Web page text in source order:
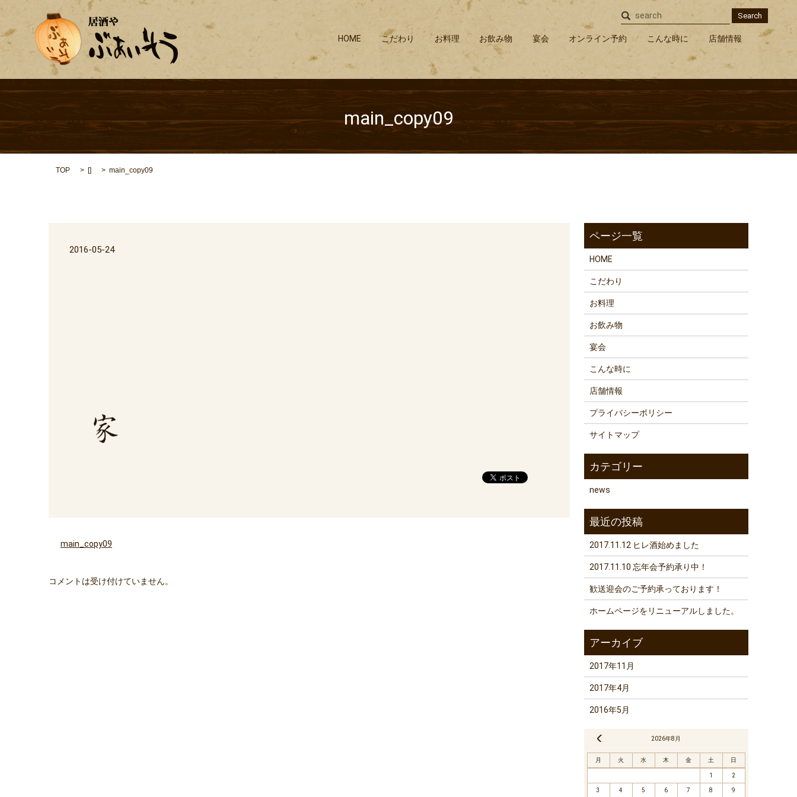
HOME こだわり お料理 お飲み物 宴会 オンライン予約 こんな時に 店舗情報 search
main_copy09
TOP [] main_copy09
2016-05-24
main_copy09
コメントは受け付けていません。
HOME
こだわり
お料理
お飲み物
宴会
こんな時に
店舗情報
プライバシーポリシー
サイトマップ
news
2017.11.12 ヒレ酒始めました
2017.11.10 忘年会予約承り中！
歓送迎会のご予約承っております！
ホームページをリニューアルしました。
2017年11月
2017年4月
2016年5月
2026年8月
月 火 水 木 金 土 日
1 2
3 4 5 6 7 8 9